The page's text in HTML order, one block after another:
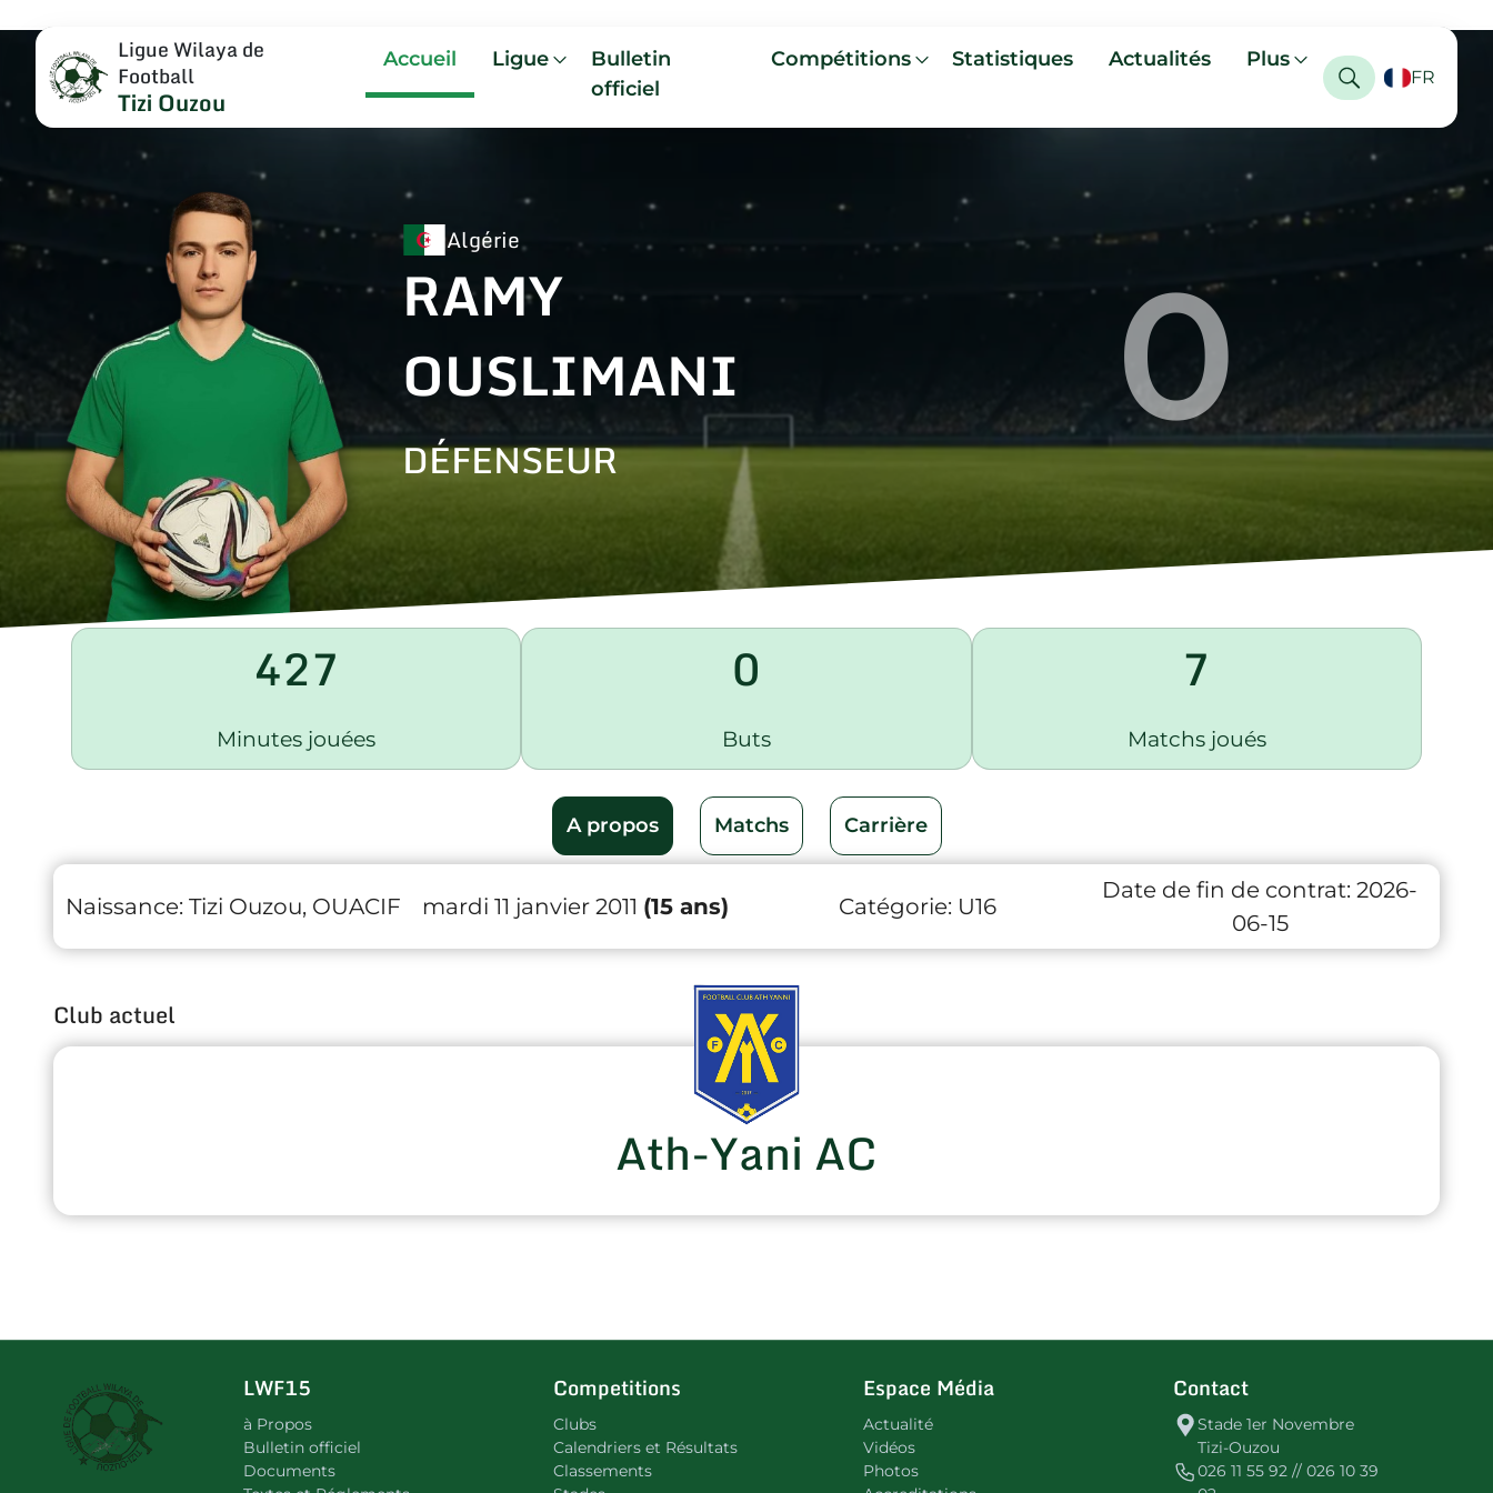
Ligue Wilaya de
Football
Tizi Ouzou
Accueil Ligue
Bulletin
officiel
Compétitions Statistiques Actualités Plus
FR
Algérie
RAMY
OUSLIMANI
DÉFENSEUR 0
427
Minutes jouées
0
Buts
7
Matchs joués
A propos Matchs Carrière
Naissance: Tizi Ouzou, OUACIF mardi 11 janvier 2011 (15 ans) Catégorie: U16
Date de fin de contrat: 2026-
06-15
Club actuel
Ath-Yani AC
LWF15
à Propos
Bulletin officiel
Documents
Competitions
Clubs
Calendriers et Résultats
Classements
Espace Média
Actualité
Vidéos
Photos
Contact
Stade 1er Novembre
Tizi-Ouzou
026 11 55 92 // 026 10 39